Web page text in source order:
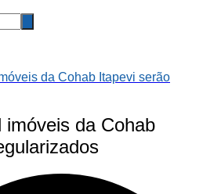
da Cohab Itapevi serão
imóveis da Cohab